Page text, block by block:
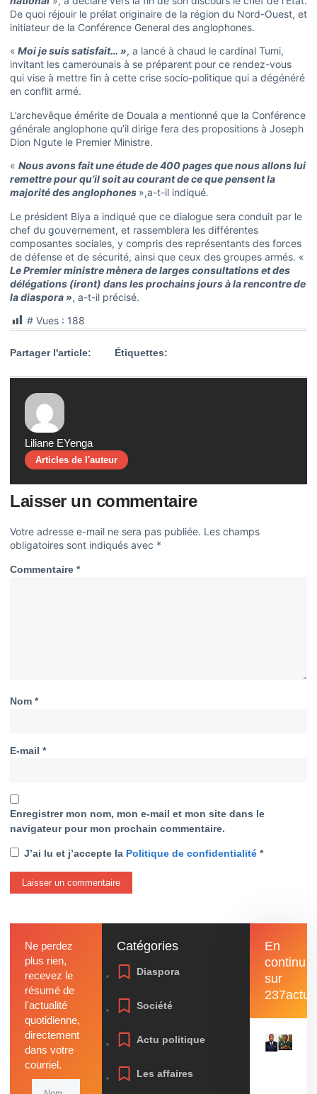
De quoi réjouir le prélat originaire de la région du Nord-Ouest, et
initiateur de la Conférence General des anglophones.
« Moi je suis satisfait… », a lancé à chaud le cardinal Tumi,
invitant les camerounais à se préparent pour ce rendez-vous
qui vise à mettre fin à cette crise socio-politique qui a dégénéré
en conflit armé.
L’archevêque émérite de Douala a mentionné que la Conférence
générale anglophone qu’il dirige fera des propositions à Joseph
Dion Ngute le Premier Ministre.
« Nous avons fait une étude de 400 pages que nous allons lui
remettre pour qu’il soit au courant de ce que pensent la
majorité des anglophones »,a-t-il indiqué.
Le président Biya a indiqué que ce dialogue sera conduit par le
chef du gouvernement, et rassemblera les différentes
composantes sociales, y compris des représentants des forces
de défense et de sécurité, ainsi que ceux des groupes armés. «
Le Premier ministre mènera de larges consultations et des
délégations (iront) dans les prochains jours à la rencontre de
la diaspora », a-t-il précisé.
# Vues : 188
Partager l'article: Étiquettes:
Liliane EYenga
Articles de l'auteur
Laisser un commentaire
Votre adresse e-mail ne sera pas publiée. Les champs
obligatoires sont indiqués avec *
Commentaire *
Nom *
E-mail *
Enregistrer mon nom, mon e-mail et mon site dans le
navigateur pour mon prochain commentaire.
J’ai lu et j’accepte la Politique de confidentialité *
Ne perdez
plus rien,
recevez le
résumé de
l'actualité
quotidienne,
directement
dans votre
courriel.
Catégories
Diaspora
Société
Actu politique
Les affaires
En
continu
sur
237actu